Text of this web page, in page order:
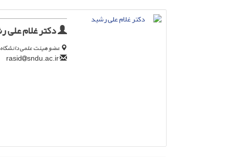
دکتر غلام علی
عضو هیئت علمی دانشگاه
sndu.ac.ir